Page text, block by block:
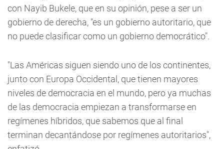
con Nayib Bukele, que en su opinión, pese a ser un
gobierno de derecha, "es un gobierno autoritario, que
no puede clasificar como un gobierno democrático".
"Las Américas siguen siendo uno de los continentes,
junto con Europa Occidental, que tienen mayores
niveles de democracia en el mundo, pero ya muchas
de las democracia empiezan a transformarse en
regímenes híbridos, que sabemos que al final
terminan decantándose por regímenes autoritarios",